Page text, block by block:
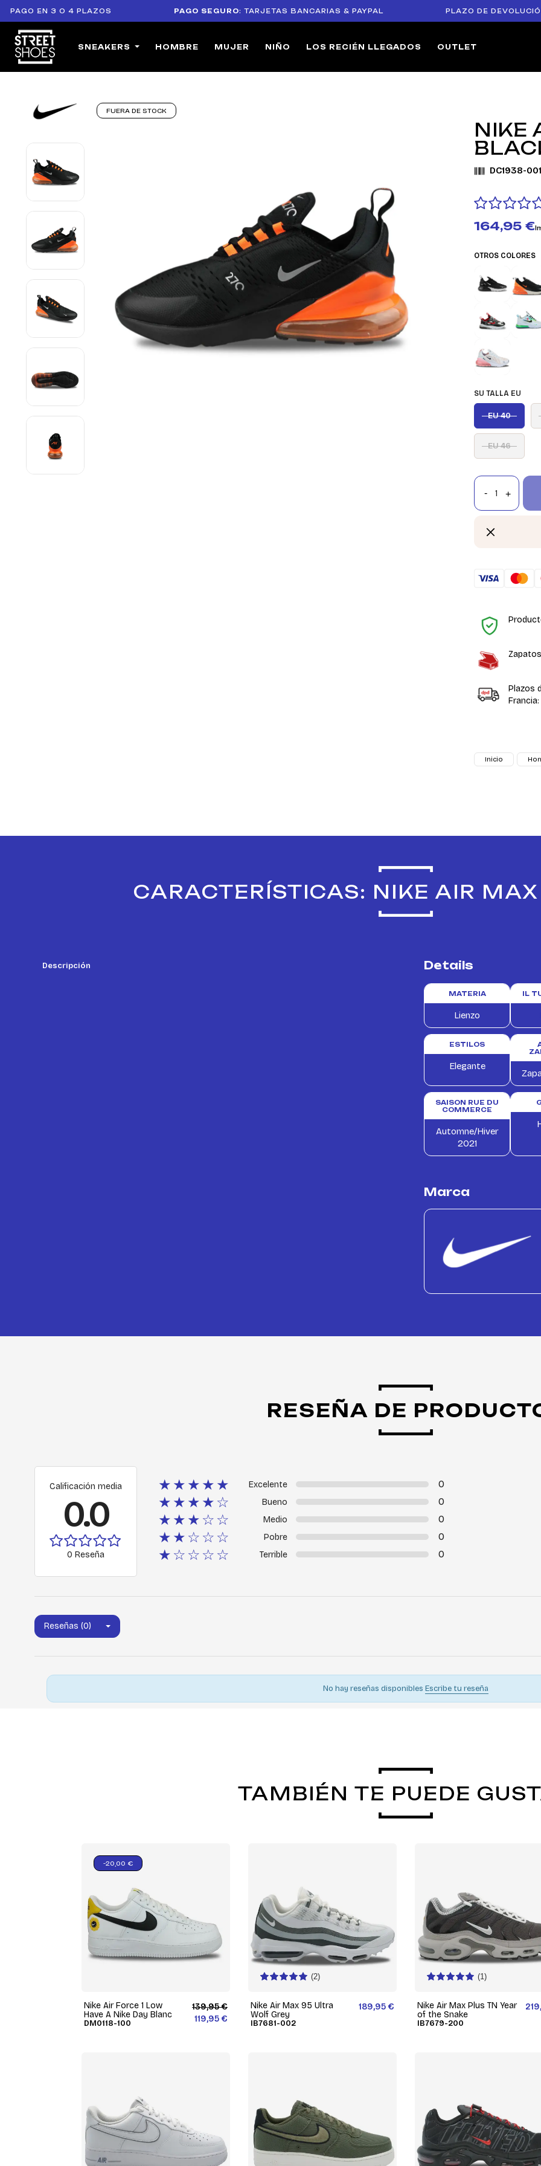
EN 3 O 4 PLAZOS PAGO SEGURO: TARJETAS BANCARIAS & PAYPAL PLAZO DE DEVOLUCIÓN DE 14
SNEAKERS HOMBRE MUJER NIÑO LOS RECIÉN LLEGADOS OUTLET
FUERA DE STOCK
NIKE
DC1938-001
164,95 €
OTROS COLORES
SU TALLA EU
EU 40
EU 46
Plazos
Inicio
CARACTERÍSTICAS: NIKE AIR
Descripción Details
MATERIA
Lienzo
IL
ESTILOS
Elegante
SAISON RUE DU
COMMERCE
Automne/Hiver
2021
Marca
RESEÑA DE
Calificación media
0.0
0 Reseña
★★★★★ Excelente 0
★★★★☆ Bueno 0
★★★☆☆ Medio 0
★★☆☆☆ Pobre 0
★☆☆☆☆ Terrible 0
Reseñas (0)
No hay reseñas disponibles Escribe tu reseña
TAMBIÉN TE PUEDE
Nike Air Force 1 Low
Have A Nike Day Blanc
DM0118-100
139,95 €
119,95 €
-20,00 €
(2)
Nike Air Max 95 Ultra
Wolf Grey
IB7681-002
189,95 €
(1)
Nike Air Max Plus TN Year
of the Snake
IB7679-200